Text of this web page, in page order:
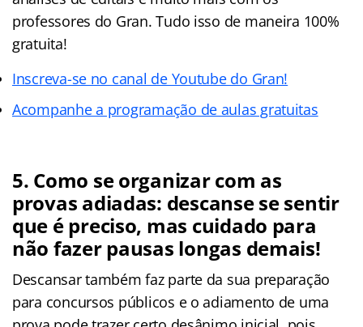
professores do Gran. Tudo isso de maneira 100%
gratuita!
Inscreva-se no canal de Youtube do Gran!
Acompanhe a programação de aulas gratuitas
5. Como se organizar com as
provas adiadas: descanse se sentir
que é preciso, mas cuidado para
não fazer pausas longas demais!
Descansar também faz parte da sua preparação
para concursos públicos e o adiamento de uma